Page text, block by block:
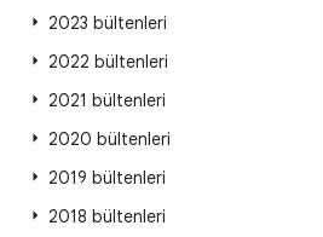
2023 bültenleri
2022 bültenleri
2021 bültenleri
2020 bültenleri
2019 bültenleri
2018 bültenleri